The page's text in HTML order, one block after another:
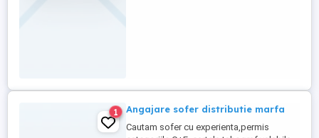
1 Angajare sofer distributie marfa
Cautam sofer cu experienta,permis